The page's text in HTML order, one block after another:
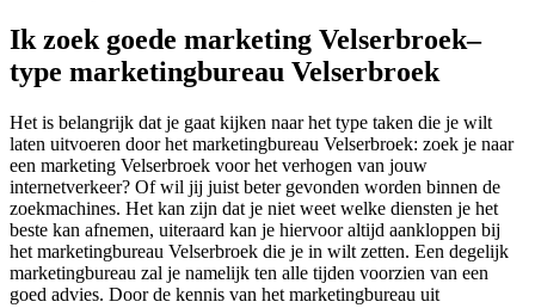
Ik zoek goede marketing Velserbroek–
type marketingbureau Velserbroek
Het is belangrijk dat je gaat kijken naar het type taken die je wilt
laten uitvoeren door het marketingbureau Velserbroek: zoek je naar
een marketing Velserbroek voor het verhogen van jouw
internetverkeer? Of wil jij juist beter gevonden worden binnen de
zoekmachines. Het kan zijn dat je niet weet welke diensten je het
beste kan afnemen, uiteraard kan je hiervoor altijd aankloppen bij
het marketingbureau Velserbroek die je in wilt zetten. Een degelijk
marketingbureau zal je namelijk ten alle tijden voorzien van een
goed advies. Door de kennis van het marketingbureau uit